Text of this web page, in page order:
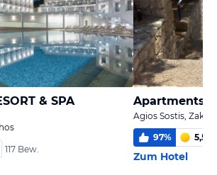
& SPA
117 Bew.
Apartments
Agios Sostis,
97% 5,5
Zum Hotel